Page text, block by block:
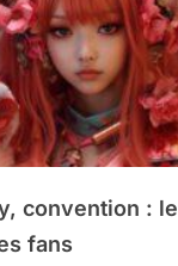
convention : le
fans